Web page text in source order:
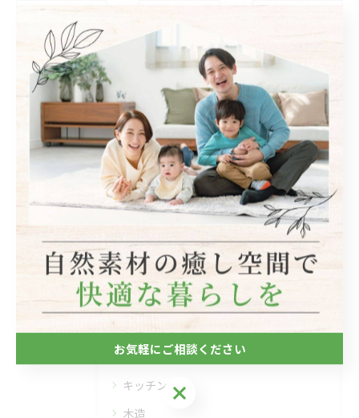
< 前のページ
関連タグ
#リフォーム #リノベーション
Categories
全てのカテゴリー
自然素材
フローリング
断熱
キッチン
木造
お気軽にご相談ください
お気軽にご相談ください